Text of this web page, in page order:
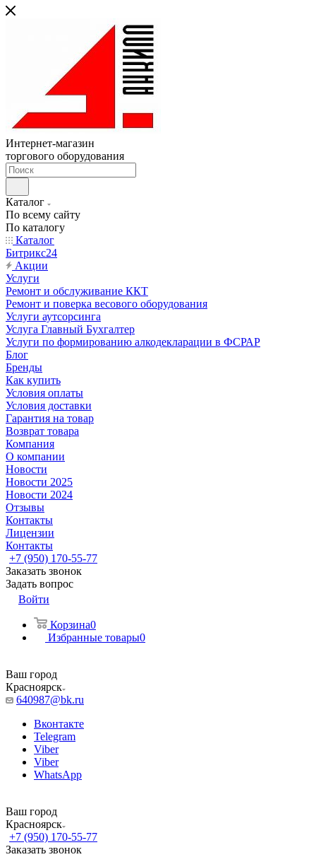
Интернет-магазин
торгового оборудования
Каталог
По всему сайту
По каталогу
Каталог
Битрикс24
Акции
Услуги
Ремонт и обслуживание ККТ
Ремонт и поверка весового оборудования
Услуги аутсорсинга
Услуга Главный Бухгалтер
Услуги по формированию алкодекларации в ФСРАР
Блог
Бренды
Как купить
Условия оплаты
Условия доставки
Гарантия на товар
Возврат товара
Компания
О компании
Новости
Новости 2025
Новости 2024
Отзывы
Контакты
Лицензии
Контакты
+7 (950) 170-55-77
Заказать звонок
Задать вопрос
Войти
Корзина0
Избранные товары0
Ваш город
Красноярск
640987@bk.ru
Вконтакте
Telegram
Viber
Viber
WhatsApp
Ваш город
Красноярск
+7 (950) 170-55-77
Заказать звонок